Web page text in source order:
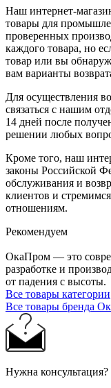
Наш интернет-
товары для
проверенных
каждого товара, но
товар или вы
вам варианты
Для осуществления
связаться с нашим
14 дней после
решении любых
Кроме того, наш
законы Российской
обслуживания и
клиентов и
отношениям.
Рекомендуем
ОкаПром — это
разработке и
от падения с высоты.
Все товары категории
Все товары бренда
Нужна консультация?